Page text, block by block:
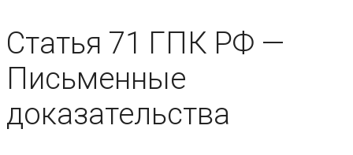
Статья 71 ГПК РФ —
Письменные
доказательства